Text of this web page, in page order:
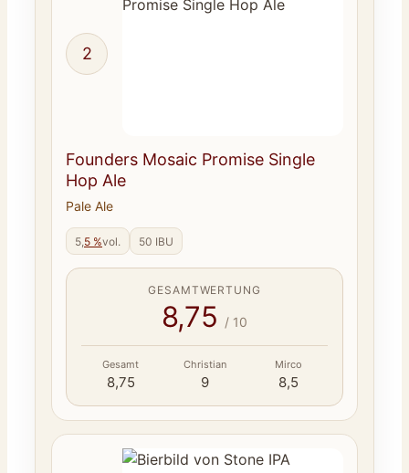
2
Founders Mosaic Promise Single
Hop Ale
Pale Ale
5, 5 %vol. 50 IBU
GESAMTWERTUNG
8,75 / 10
Gesamt
8,75
Christian
9
Mirco
8,5